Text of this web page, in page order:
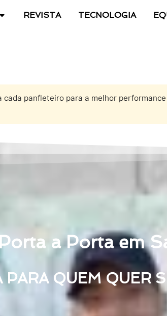
REVISTA TECNOLOGIA
panfleteiro para a melhor
a Porta em
PARA QUEM QUER